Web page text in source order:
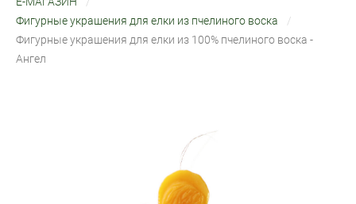
Фигурные украшения для елки из пчелиного воска
Фигурные украшения для елки из 100% пчелиного воска -
Ангел